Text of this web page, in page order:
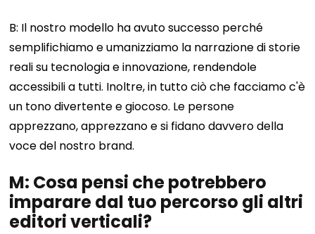
B: Il nostro modello ha avuto successo perché
semplifichiamo e umanizziamo la narrazione di storie
reali su tecnologia e innovazione, rendendole
accessibili a tutti. Inoltre, in tutto ciò che facciamo c'è
un tono divertente e giocoso. Le persone
apprezzano, apprezzano e si fidano davvero della
voce del nostro brand.
M: Cosa pensi che potrebbero
imparare dal tuo percorso gli altri
editori verticali?